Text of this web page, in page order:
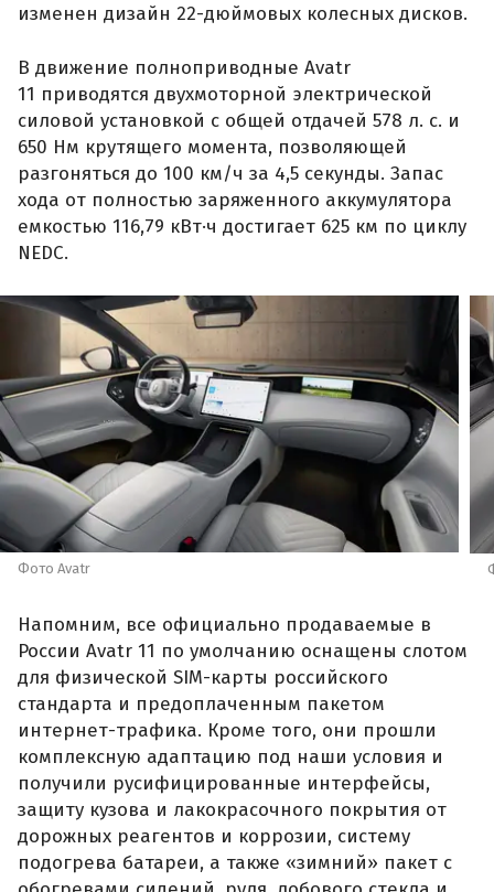
изменен дизайн 22-дюймовых колесных дисков.
В движение полноприводные Avatr
11 приводятся двухмоторной электрической
силовой установкой с общей отдачей 578 л. с. и
650 Нм крутящего момента, позволяющей
разгоняться до 100 км/ч за 4,5 секунды. Запас
хода от полностью заряженного аккумулятора
емкостью 116,79 кВт·ч достигает 625 км по циклу
NEDC.
Фото Avatr
Напомним, все официально продаваемые в
России Avatr 11 по умолчанию оснащены слотом
для физической SIM-карты российского
стандарта и предоплаченным пакетом
интернет-трафика. Кроме того, они прошли
комплексную адаптацию под наши условия и
получили русифицированные интерфейсы,
защиту кузова и лакокрасочного покрытия от
дорожных реагентов и коррозии, систему
подогрева батареи, а также «зимний» пакет с